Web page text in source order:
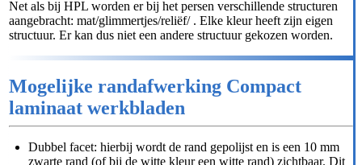
Net als bij HPL worden er bij het persen verschillende structuren
aangebracht: mat/glimmertjes/reliëf/ . Elke kleur heeft zijn eigen
structuur. Er kan dus niet een andere structuur gekozen worden.
Mogelijke randafwerking Compact
laminaat werkbladen
Dubbel facet: hierbij wordt de rand gepolijst en is een 10 mm
zwarte rand (of bij de witte kleur een witte rand) zichtbaar. Dit